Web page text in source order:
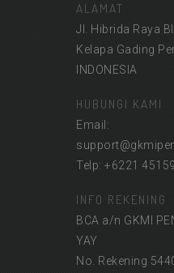
ALAMAT
Jl. Hibrida Raya
Kelapa Gading
INDONESIA
HUBUNGI KAMI
Email:
Telp: +6221
INFO REKENING
BCA a/n GKMI
YAY
No. Rekening